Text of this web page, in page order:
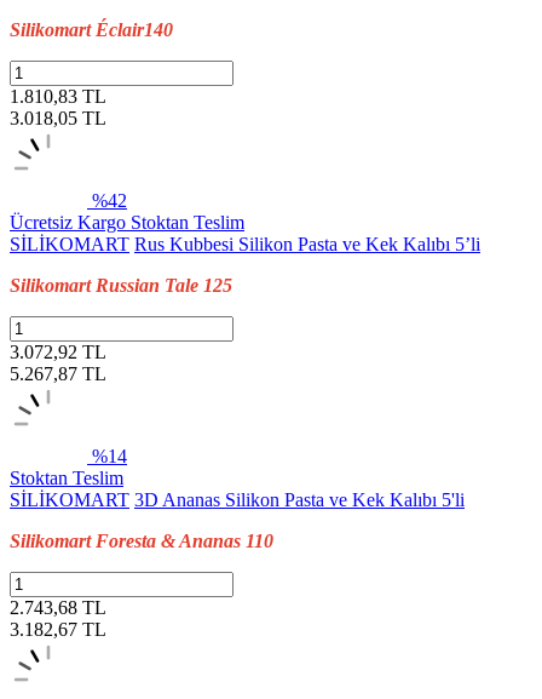
Silikomart Éclair140
1.810,83 TL
3.018,05 TL
%42
Ücretsiz Kargo Stoktan Teslim
SİLİKOMART Rus Kubbesi Silikon Pasta ve Kek Kalıbı 5’li
Silikomart Russian Tale 125
3.072,92 TL
5.267,87 TL
%14
Stoktan Teslim
SİLİKOMART 3D Ananas Silikon Pasta ve Kek Kalıbı 5'li
Silikomart Foresta & Ananas 110
2.743,68 TL
3.182,67 TL